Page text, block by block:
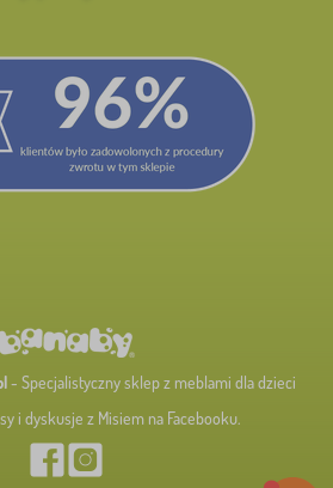
- Specjalistyczny sklep z meblami dla dzieci
i dyskusje z Misiem na Facebooku.